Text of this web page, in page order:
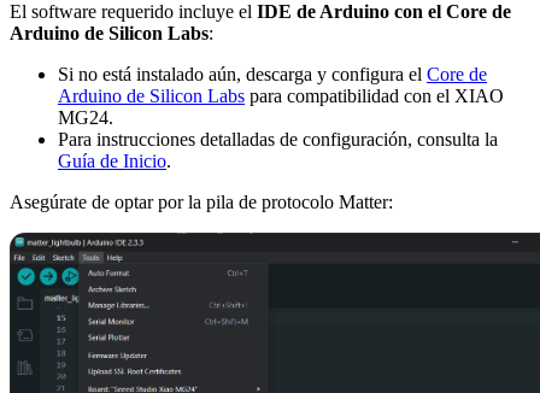
El software requerido incluye el IDE de Arduino con el Core de
Arduino de Silicon Labs:
Si no está instalado aún, descarga y configura el Core de
Arduino de Silicon Labs para compatibilidad con el XIAO
MG24.
Para instrucciones detalladas de configuración, consulta la
Guía de Inicio.
Asegúrate de optar por la pila de protocolo Matter: